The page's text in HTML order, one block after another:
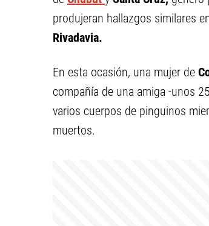
produjeran hallazgos similares
Rivadavia.
En esta ocasión, una mujer de
compañía de una amiga -unos
varios cuerpos de pinguinos
muertos.